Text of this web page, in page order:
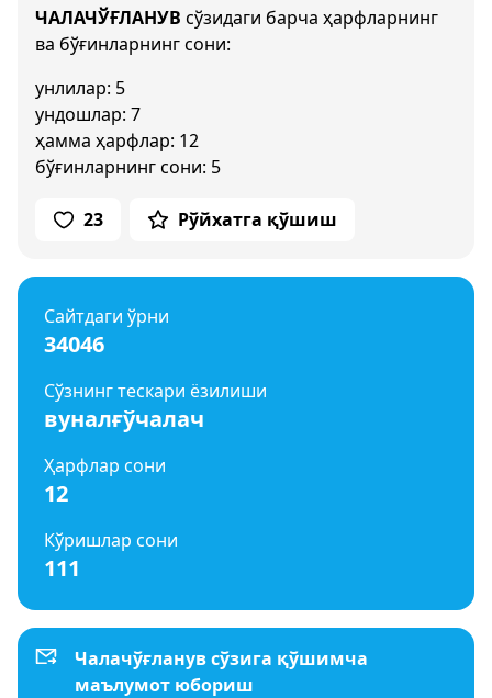
ЧАЛАЧЎҒЛАНУВ сўзидаги барча ҳарфларнинг
ва бўғинларнинг сони:
унлилар: 5
ундошлар: 7
ҳамма ҳарфлар: 12
бўғинларнинг сони: 5
23 Рўйхатга қўшиш
Сайтдаги ўрни
34046
Сўзнинг тескари ёзилиши
вуналғўчалач
Ҳарфлар сони
12
Кўришлар сони
111
Чалачўғланув сўзига қўшимча
маълумот юбориш